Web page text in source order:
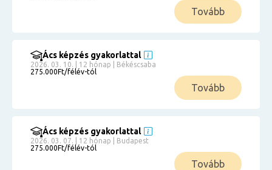
Tovább
Ács képzés gyakorlattal
2026. 03. 10. | 12 hónap | Békéscsaba
275.000Ft/félév-tól
Tovább
Ács képzés gyakorlattal
2026. 03. 07. | 12 hónap | Budapest
275.000Ft/félév-tól
Tovább